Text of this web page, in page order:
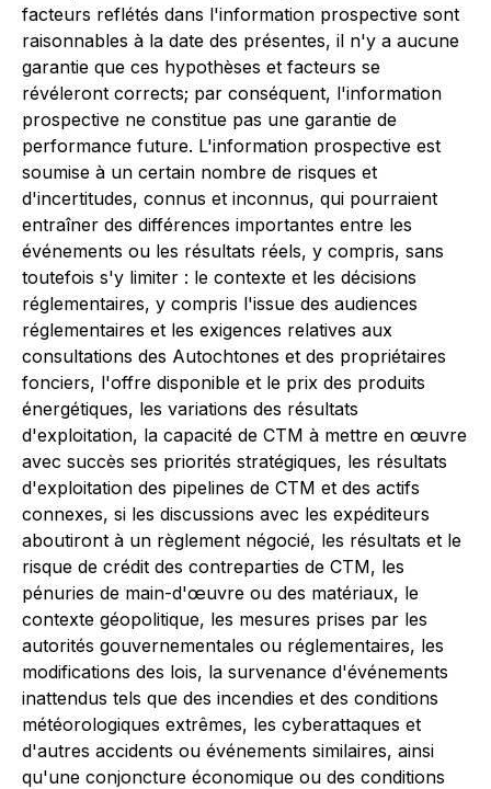
facteurs reflétés dans l'information prospective sont
raisonnables à la date des présentes, il n'y a aucune
garantie que ces hypothèses et facteurs se
révéleront corrects; par conséquent, l'information
prospective ne constitue pas une garantie de
performance future. L'information prospective est
soumise à un certain nombre de risques et
d'incertitudes, connus et inconnus, qui pourraient
entraîner des différences importantes entre les
événements ou les résultats réels, y compris, sans
toutefois s'y limiter : le contexte et les décisions
réglementaires, y compris l'issue des audiences
réglementaires et les exigences relatives aux
consultations des Autochtones et des propriétaires
fonciers, l'offre disponible et le prix des produits
énergétiques, les variations des résultats
d'exploitation, la capacité de CTM à mettre en œuvre
avec succès ses priorités stratégiques, les résultats
d'exploitation des pipelines de CTM et des actifs
connexes, si les discussions avec les expéditeurs
aboutiront à un règlement négocié, les résultats et le
risque de crédit des contreparties de CTM, les
pénuries de main-d'œuvre ou des matériaux, le
contexte géopolitique, les mesures prises par les
autorités gouvernementales ou réglementaires, les
modifications des lois, la survenance d'événements
inattendus tels que des incendies et des conditions
météorologiques extrêmes, les cyberattaques et
d'autres accidents ou événements similaires, ainsi
qu'une conjoncture économique ou des conditions